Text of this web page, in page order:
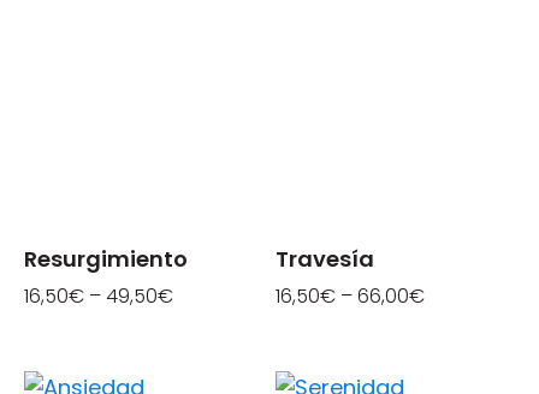
Resurgimiento
16,50€ –49,50€
Travesía
16,50€ –66,00€